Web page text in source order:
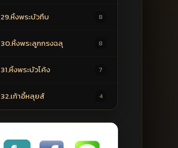
29.หิ้งพระบัวทึบ 8
30.หิ้งพระลูกกรงฉลุ 8
31.หิ้งพระบัวโค้ง 7
32.เก้าอี้หลุยส์ 4